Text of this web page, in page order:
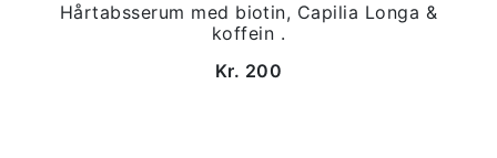
Hårtabsserum med biotin, Capilia Longa &
koffein .
Kr. 200